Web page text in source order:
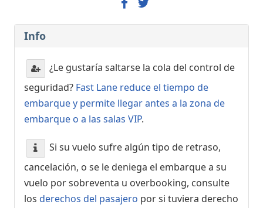
Info
¿Le gustaría saltarse la cola del control de
seguridad? Fast Lane reduce el tiempo de
embarque y permite llegar antes a la zona de
embarque o a las salas VIP.
Si su vuelo sufre algún tipo de retraso,
cancelación, o se le deniega el embarque a su
vuelo por sobreventa u overbooking, consulte
los derechos del pasajero por si tuviera derecho